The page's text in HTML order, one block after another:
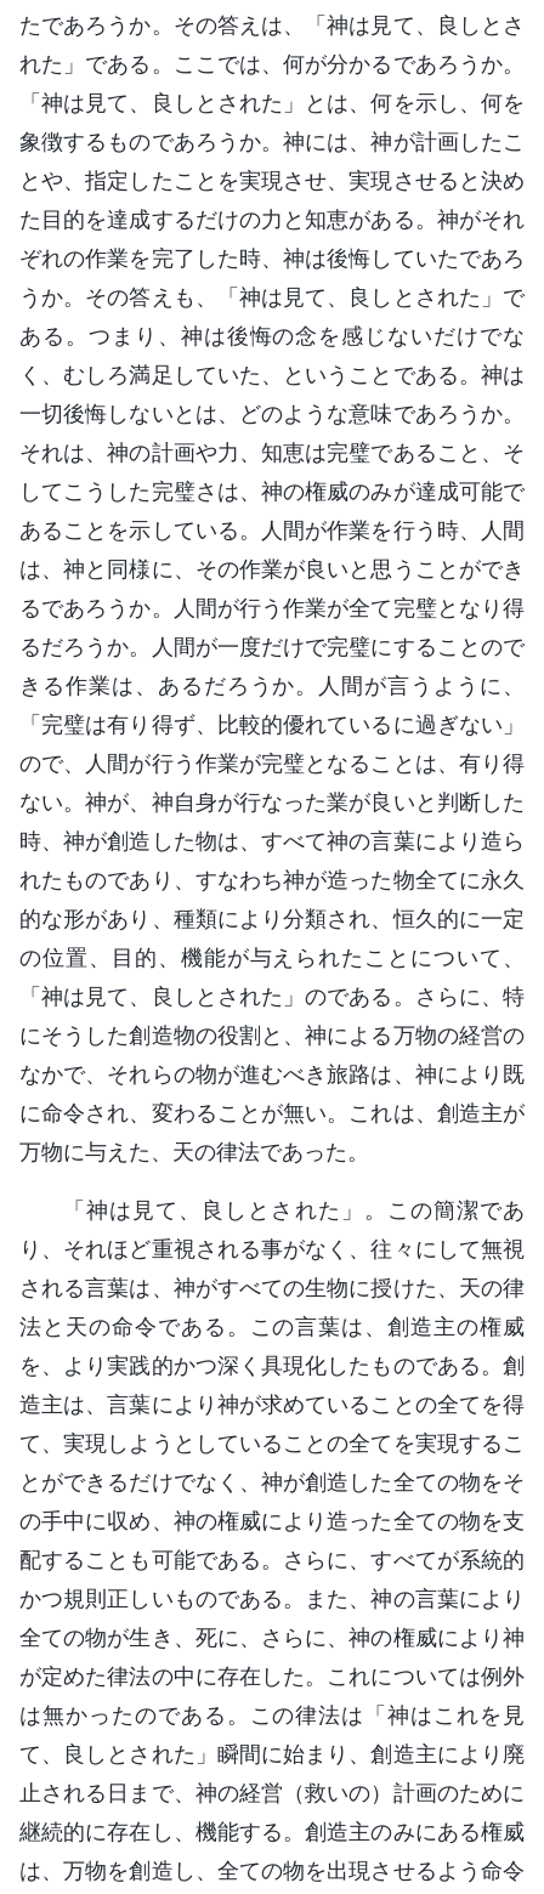
たであろうか。その答えは、「神は見て、良しとさ
れた」である。ここでは、何が分かるであろうか。
「神は見て、良しとされた」とは、何を示し、何を
象徴するものであろうか。神には、神が計画したこ
とや、指定したことを実現させ、実現させると決め
た目的を達成するだけの力と知恵がある。神がそれ
ぞれの作業を完了した時、神は後悔していたであろ
うか。その答えも、「神は見て、良しとされた」で
ある。つまり、神は後悔の念を感じないだけでな
く、むしろ満足していた、ということである。神は
一切後悔しないとは、どのような意味であろうか。
それは、神の計画や力、知恵は完璧であること、そ
してこうした完璧さは、神の権威のみが達成可能で
あることを示している。人間が作業を行う時、人間
は、神と同様に、その作業が良いと思うことができ
るであろうか。人間が行う作業が全て完璧となり得
るだろうか。人間が一度だけで完璧にすることので
きる作業は、あるだろうか。人間が言うように、
「完璧は有り得ず、比較的優れているに過ぎない」
ので、人間が行う作業が完璧となることは、有り得
ない。神が、神自身が行なった業が良いと判断した
時、神が創造した物は、すべて神の言葉により造ら
れたものであり、すなわち神が造った物全てに永久
的な形があり、種類により分類され、恒久的に一定
の位置、目的、機能が与えられたことについて、
「神は見て、良しとされた」のである。さらに、特
にそうした創造物の役割と、神による万物の経営の
なかで、それらの物が進むべき旅路は、神により既
に命令され、変わることが無い。これは、創造主が
万物に与えた、天の律法であった。
「神は見て、良しとされた」。この簡潔であ
り、それほど重視される事がなく、往々にして無視
される言葉は、神がすべての生物に授けた、天の律
法と天の命令である。この言葉は、創造主の権威
を、より実践的かつ深く具現化したものである。創
造主は、言葉により神が求めていることの全てを得
て、実現しようとしていることの全てを実現するこ
とができるだけでなく、神が創造した全ての物をそ
の手中に収め、神の権威により造った全ての物を支
配することも可能である。さらに、すべてが系統的
かつ規則正しいものである。また、神の言葉により
全ての物が生き、死に、さらに、神の権威により神
が定めた律法の中に存在した。これについては例外
は無かったのである。この律法は「神はこれを見
て、良しとされた」瞬間に始まり、創造主により廃
止される日まで、神の経営（救いの）計画のために
継続的に存在し、機能する。創造主のみにある権威
は、万物を創造し、全ての物を出現させるよう命令